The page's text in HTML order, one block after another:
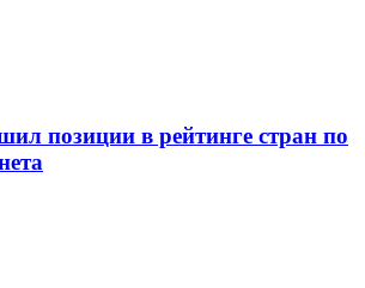
позиции в рейтинге стран по